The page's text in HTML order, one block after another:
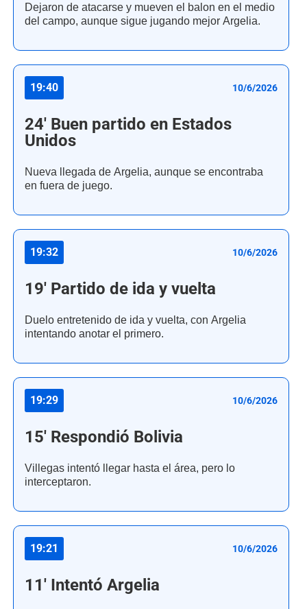
Dejaron de atacarse y mueven el balon en el medio
del campo, aunque sigue jugando mejor Argelia.
19:40 10/6/2026
24' Buen partido en Estados
Unidos
Nueva llegada de Argelia, aunque se encontraba
en fuera de juego.
19:32 10/6/2026
19' Partido de ida y vuelta
Duelo entretenido de ida y vuelta, con Argelia
intentando anotar el primero.
19:29 10/6/2026
15' Respondió Bolivia
Villegas intentó llegar hasta el área, pero lo
interceptaron.
19:21 10/6/2026
11' Intentó Argelia